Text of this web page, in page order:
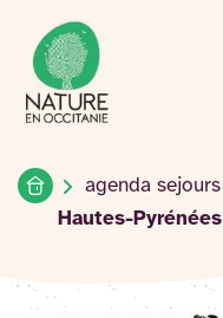
Accéder
au
contenu
Accueil du site
Accueilagenda sejours
Hautes-Pyrénées